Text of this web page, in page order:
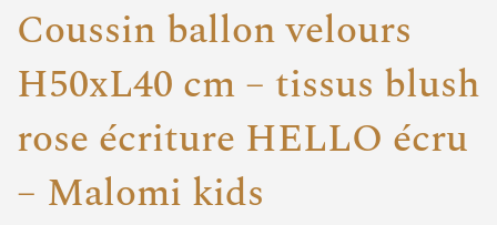
Coussin ballon velours
H50xL40 cm – tissus blush
rose écriture HELLO écru
– Malomi kids